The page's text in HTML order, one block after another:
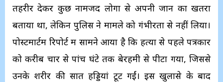
तहरीर देकर कुछ नामजद लोगों से अपनी जान का खतरा
बताया था, लेकिन पुलिस ने मामले को गंभीरता से नहीं लिया।
पोस्टमार्टम रिपोर्ट में सामने आया है कि हत्या से पहले पत्रकार
को करीब चार से पांच घंटे तक बेरहमी से पीटा गया, जिससे
उनके शरीर की सात हड्डियां टूट गईं। इस खुलासे के बाद